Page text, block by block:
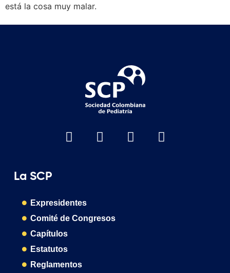
está la cosa muy malar.
La SCP
Expresidentes
Comité de Congresos
Capítulos
Estatutos
Reglamentos